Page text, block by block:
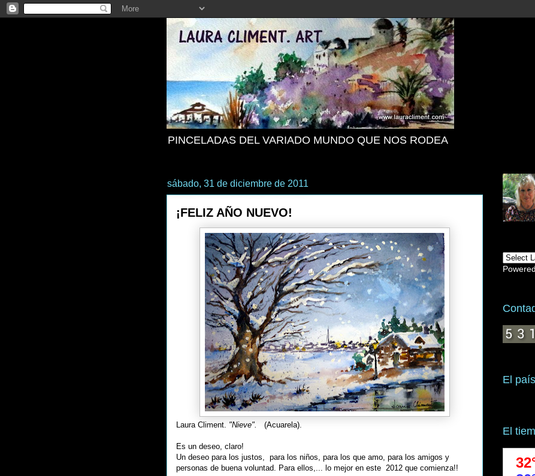
PINCELADAS DEL VARIADO MUNDO QUE NOS RODEA
sábado, 31 de diciembre de 2011
¡FELIZ AÑO NUEVO!
Laura Climent. "Nieve". (Acuarela).
Es un deseo, claro!
Un deseo para los justos, para los niños, para los que amo, para los amigos y
personas de buena voluntad. Para ellos,... lo mejor en este 2012 que comienza!!
El
El